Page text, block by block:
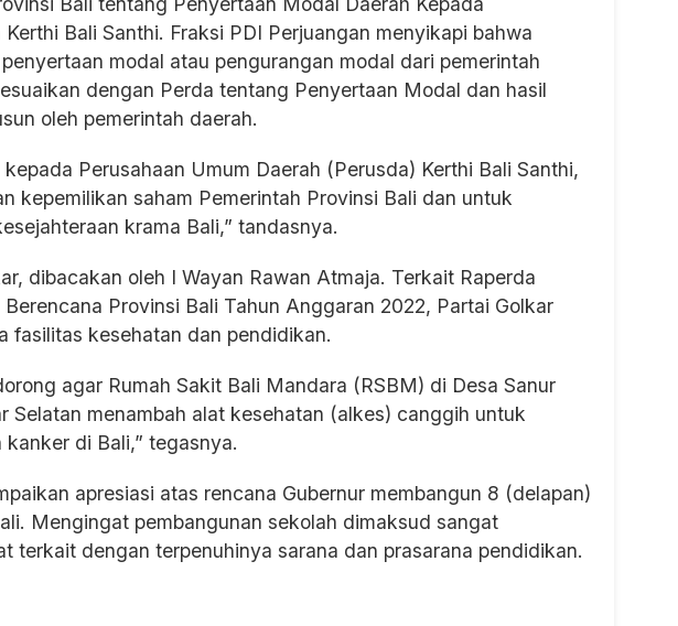
Bali Santhi. Fraksi PDI Perjuangan menyikapi bahwa
modal atau pengurangan modal dari pemerintah
dengan Perda tentang Penyertaan Modal dan hasil
oleh pemerintah daerah.
Perusahaan Umum Daerah (Perusda) Kerthi Bali Santhi,
kepemilikan saham Pemerintah Provinsi Bali dan untuk
krama Bali,” tandasnya.
dibacakan oleh I Wayan Rawan Atmaja. Terkait Raperda
Provinsi Bali Tahun Anggaran 2022, Partai Golkar
fasilitas kesehatan dan pendidikan.
agar Rumah Sakit Bali Mandara (RSBM) di Desa Sanur
Selatan menambah alat kesehatan (alkes) canggih untuk
di Bali,” tegasnya.
apresiasi atas rencana Gubernur membangun 8 (delapan)
Mengingat pembangunan sekolah dimaksud sangat
terkait dengan terpenuhinya sarana dan prasarana pendidikan.